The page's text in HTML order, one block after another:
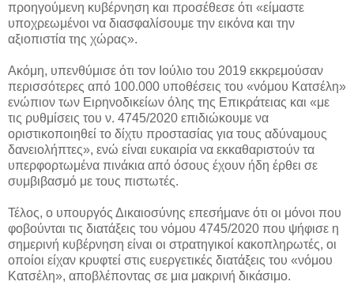
προηγούμενη κυβέρνηση και προσέθεσε ότι «είμαστε
υποχρεωμένοι να διασφαλίσουμε την εικόνα και την
αξιοπιστία της χώρας».
Ακόμη, υπενθύμισε ότι τον Ιούλιο του 2019 εκκρεμούσαν
περισσότερες από 100.000 υποθέσεις του «νόμου Κατσέλη»
ενώπιον των Ειρηνοδικείων όλης της Επικράτειας και «με
τις ρυθμίσεις του ν. 4745/2020 επιδιώκουμε να
οριστικοποιηθεί το δίχτυ προστασίας για τους αδύναμους
δανειολήπτες», ενώ είναι ευκαιρία να εκκαθαριστούν τα
υπερφορτωμένα πινάκια από όσους έχουν ήδη έρθει σε
συμβιβασμό με τους πιστωτές.
Τέλος, ο υπουργός Δικαιοσύνης επεσήμανε ότι οι μόνοι που
φοβούνται τις διατάξεις του νόμου 4745/2020 που ψήφισε η
σημερινή κυβέρνηση είναι οι στρατηγικοί κακοπληρωτές, οι
οποίοι είχαν κρυφτεί στις ευεργετικές διατάξεις του «νόμου
Κατσέλη», αποβλέποντας σε μια μακρινή δικάσιμο.